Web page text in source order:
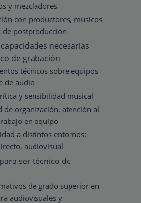
y mezcladores
con productores, músicos
de postproducción
necesarias
de grabación
técnicos sobre equipos
de audio
y sensibilidad musical
de organización, atención al
en equipo
a distintos entornos:
audiovisual
ser técnico de
de grado superior en
audiovisuales y